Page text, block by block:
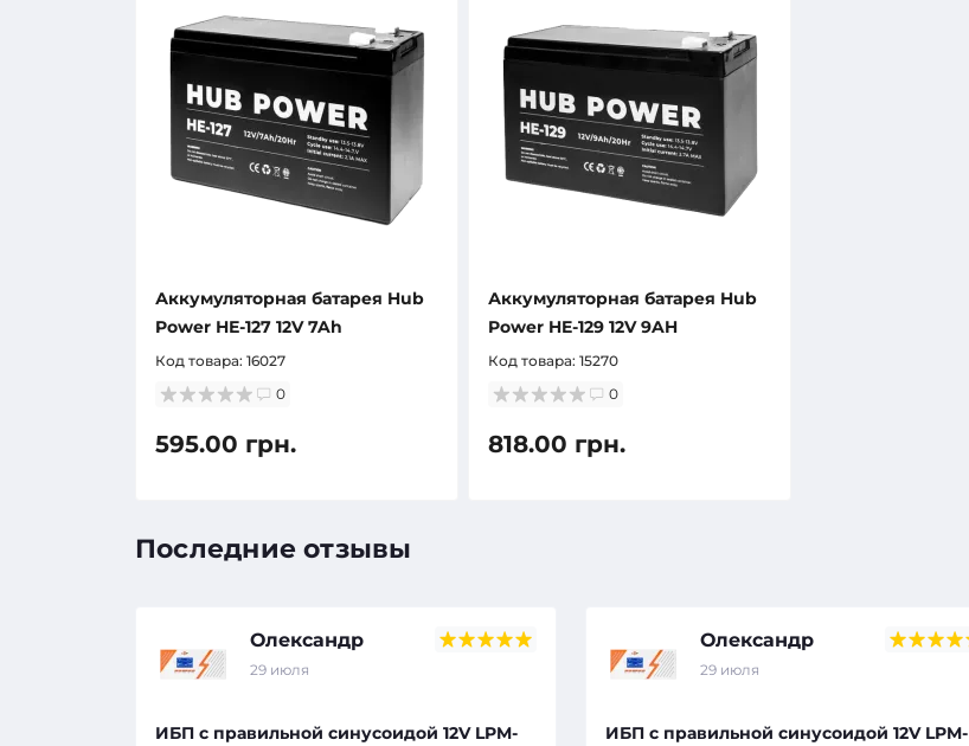
Аккумуляторная батарея Hub
Power НЕ-127 12V 7Ah
Код товара: 16027
0
595.00 грн.
Аккумуляторная батарея Hub
Power HE-129 12V 9AH
Код товара: 15270
0
818.00 грн.
Последние отзывы
Олександр
29 июля
ИБП с правильной синусоидой 12V LPM-
Олександр
29 июля
ИБП с правильной синусоидой 12V LPM-